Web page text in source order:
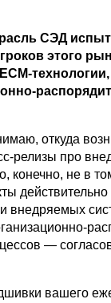
СЭД
этого
откуда
релизы про
конечно, не в
действительно
внедряемых
—
вашего